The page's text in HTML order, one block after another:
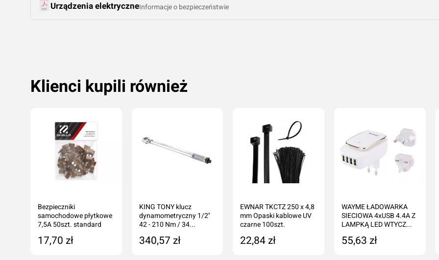
Urządzenia elektryczneInformacje o bezpieczeństwie
Klienci kupili również
Bezpieczniki
samochodowe płytkowe
7,5A 50szt. standard
17,70 zł
KING TONY klucz
dynamometryczny 1/2''
42 - 210 Nm / 34...
340,57 zł
EWNAR TKCTZ 250 x 4,8
mm Opaski kablowe UV
czarne 100szt.
22,84 zł
WAYME ŁADOWARKA
SIECIOWA 4xUSB 4.4A Z
LAMPKĄ LED WTYCZ...
55,63 zł